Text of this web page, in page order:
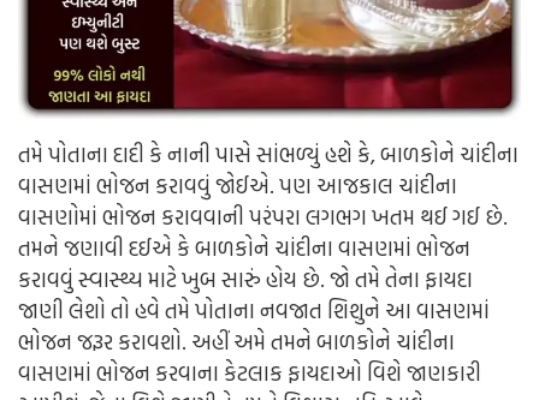
તમે પોતાના દાદી કે નાની પાસે સાંભળ્યું હશે કે, બાળકોને ચાંદીના
વાસણમાં ભોજન કરાવવું જોઈએ. પણ આજકાલ ચાંદીના
વાસણોમાં ભોજન કરાવવાની પરંપરા લગભગ ખતમ થઈ ગઈ છે.
તમને જણાવી દઈએ કે બાળકોને ચાંદીના વાસણમાં ભોજન
કરાવવું સ્વાસ્થ્ય માટે ખુબ સારું હોય છે. જો તમે તેના ફાયદા
જાણી લેશો તો હવે તમે પોતાના નવજાત શિશુને આ વાસણમાં
ભોજન જરૂર કરાવશો. અહીં અમે તમને બાળકોને ચાંદીના
વાસણમાં ભોજન કરવાના કેટલાક ફાયદાઓ વિશે જાણકારી